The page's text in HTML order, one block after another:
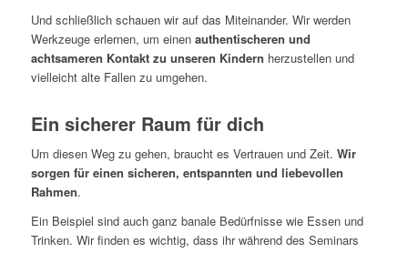
Und schließlich schauen wir auf das Miteinander. Wir werden
Werkzeuge erlernen, um einen authentischeren und
achtsameren Kontakt zu unseren Kindern herzustellen und
vielleicht alte Fallen zu umgehen.
Ein sicherer Raum für dich
Um diesen Weg zu gehen, braucht es Vertrauen und Zeit. Wir
sorgen für einen sicheren, entspannten und liebevollen
Rahmen.
Ein Beispiel sind auch ganz banale Bedürfnisse wie Essen und
Trinken. Wir finden es wichtig, dass ihr während des Seminars